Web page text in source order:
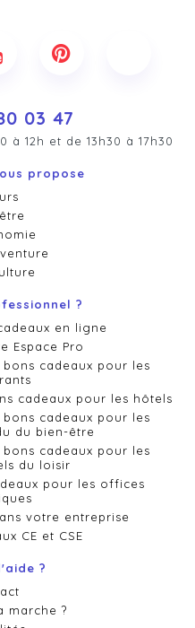
03 47
12h et de 13h30 à 17h30
propose
?
en ligne
Espace Pro
cadeaux pour les
cadeaux pour les hôtels
cadeaux pour les
du bien-être
cadeaux pour les
du loisir
pour les offices
votre entreprise
CE et CSE
?
marche ?